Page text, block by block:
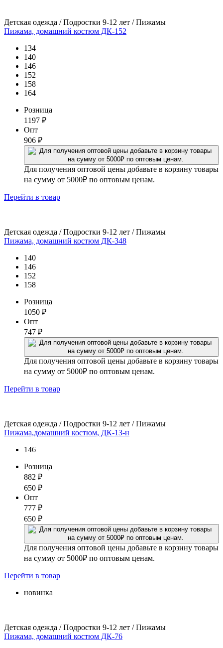
Детская одежда / Подростки 9-12 лет / Пижамы
Пижама, домашний костюм ДК-152
134
140
146
152
158
164
Розница
1197 ₽
Опт
906 ₽
Для получения оптовой цены добавьте в корзину товары
на сумму от 5000₽ по оптовым ценам.
Перейти в товар
Детская одежда / Подростки 9-12 лет / Пижамы
Пижама, домашний костюм ДК-348
140
146
152
158
Розница
1050 ₽
Опт
747 ₽
Для получения оптовой цены добавьте в корзину товары
на сумму от 5000₽ по оптовым ценам.
Перейти в товар
Детская одежда / Подростки 9-12 лет / Пижамы
Пижама,домашний костюм, ДК-13-н
146
Розница
882 ₽
650 ₽
Опт
777 ₽
650 ₽
Для получения оптовой цены добавьте в корзину товары
на сумму от 5000₽ по оптовым ценам.
Перейти в товар
новинка
Детская одежда / Подростки 9-12 лет / Пижамы
Пижама, домашний костюм ДК-76